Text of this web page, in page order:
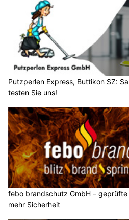
Putzperlen Express, Buttikon SZ:
testen Sie uns!
febo brandschutz GmbH –
mehr Sicherheit